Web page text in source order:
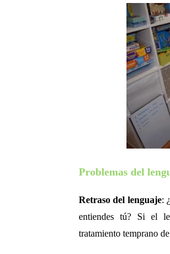
Problemas del
Retraso del lenguaje:
entiendes tú? Si el
tratamiento temprano